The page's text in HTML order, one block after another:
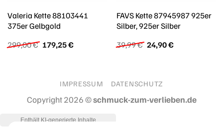
Valeria Kette 88103441
375er Gelbgold
299,00€ Ursprünglicher
Preis
179,25€Aktueller
FAVS Kette 87945987 925er
Silber, 925er Silber
39,99€ Ursprünglicher
Preis
24,90€Aktueller
IMPRESSUM DATENSCHUTZ
Copyright 2026 ©schmuck-zum-verlieben.de